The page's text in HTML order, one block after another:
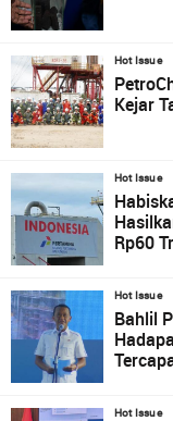
Hot Issue
Kejar
Hot Issue
Rp60
Hot Issue
Bahlil
Hot Issue